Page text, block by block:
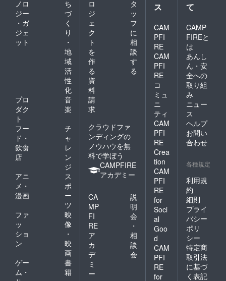
ノロ
ジー
・ガ
ジェ
ット
ち
づ
く
り
・
地
域
活
性
化
プロ
ダク
ト
音
楽
フー
ド・
飲食
店
チ
ャ
レ
ン
ジ
アニ
メ・
漫画
ス
ポ
ー
ツ
ファ
ッ
ショ
ン
映
像
・
映
画
ゲー
ム・
書
籍
ロ
ジ
ェ
ク
ト
を
作
る
タ
ッ
フ
に
相
談
す
る
資
料
請
求
クラウドファ
ンディングの
ノウハウを無
料で学ぼう
CAMPFIRE
アカデミー
CA
MP
FI
RE
ア
カ
デ
ミ
ー
説
明
会
・
相
談
会
ス
CAM
PFI
RE
CAM
PFI
RE
コ
ミュ
ニ
ティ
CAM
PFI
RE
Crea
tion
CAM
PFI
RE
for
Soci
al
Goo
d
CAM
PFI
RE
for
て
CAMP
FIREと
は
あんし
ん・安
全への
取り組
み
ニュー
ス
ヘルプ
お問い
合わせ
各種規定
利用規
約
細則
プライ
バシー
ポリ
シー
特定商
取引法
に基づ
く表記